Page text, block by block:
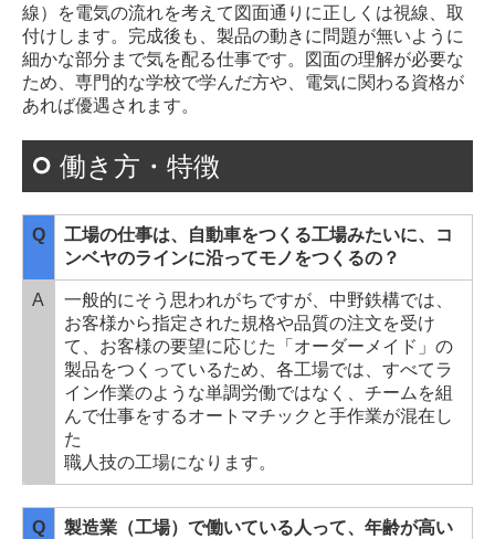
線）を電気の流れを考えて図面通りに正しくは視線、取
付けします。完成後も、製品の動きに問題が無いように
細かな部分まで気を配る仕事です。図面の理解が必要な
ため、専門的な学校で学んだ方や、電気に関わる資格が
あれば優遇されます。
働き方・特徴
Q
工場の仕事は、自動車をつくる工場みたいに、コ
ンベヤのラインに沿ってモノをつくるの？
A
一般的にそう思われがちですが、中野鉄構では、
お客様から指定された規格や品質の注文を受け
て、お客様の要望に応じた「オーダーメイド」の
製品をつくっているため、各工場では、すべてラ
イン作業のような単調労働ではなく、チームを組
んで仕事をするオートマチックと手作業が混在し
た
職人技の工場になります。
Q
製造業（工場）で働いている人って、年齢が高い